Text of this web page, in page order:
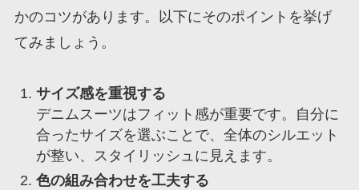
かのコツがあります。以下にそのポイントを挙げ
てみましょう。
サイズ感を重視する
デニムスーツはフィット感が重要です。自分に
合ったサイズを選ぶことで、全体のシルエット
が整い、スタイリッシュに見えます。
色の組み合わせを工夫する